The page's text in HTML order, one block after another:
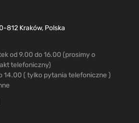
812 Kraków, Polska
od 9.00 do 16.00 (prosimy o
telefoniczny)
14.00 ( tylko pytania telefoniczne )